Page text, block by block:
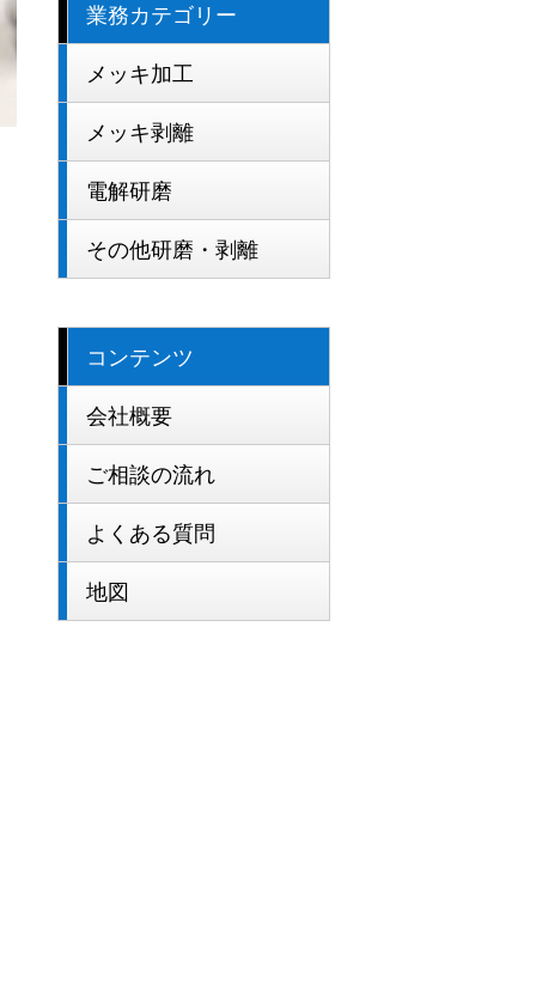
業務カテゴリー
メッキ加工
メッキ剥離
電解研磨
その他研磨・剥離
コンテンツ
会社概要
ご相談の流れ
よくある質問
地図